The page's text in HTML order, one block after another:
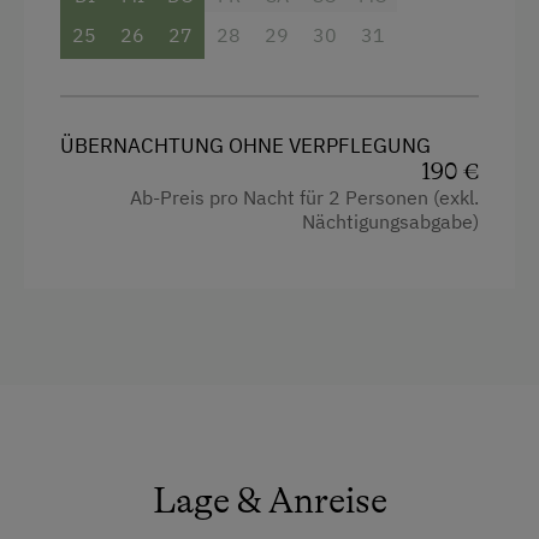
Kinderbett
Seeblick
Toaster
Verbundene Zimmer
25
26
27
28
29
30
31
ÜBERNACHTUNG OHNE VERPFLEGUNG
190 €
Ab-Preis pro Nacht für 2 Personen (exkl.
Nächtigungsabgabe)
Lage & Anreise